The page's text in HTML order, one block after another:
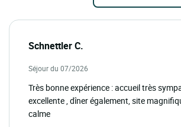
Schnettler C.
Séjour du 07/2026
Très bonne expérience : accueil très
excellente , dîner également, site
calme